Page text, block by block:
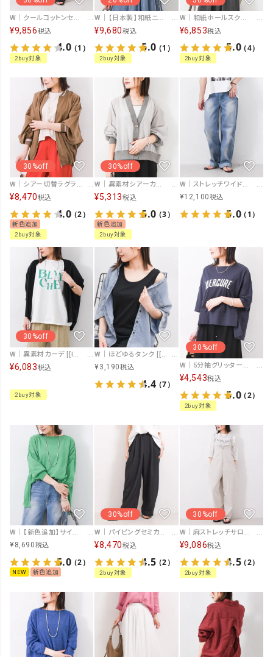
W｜クールコットンセミワイドパンツ [[26SS-PT0009③]][F]
¥9,856税込
4.0（1）
2buy対象
W｜【日本製】和紙ニットフード羽織 [[194-39462]][F]
¥9,680税込
5.0（1）
2buy対象
W｜和紙ホールスクエアPO [[194-39463]][F]
¥6,853税込
5.0（4）
2buy対象
30%off
W｜シアー切替ラグランブルゾン [[IZK26015]][F]
¥8,470税込
4.0（2）
新色追加
2buy対象
30%off
W｜異素材シアーカーデ [[IZK25023-26SS]][F]
¥5,313税込
5.0（3）
新色追加
2buy対象
W｜ストレッチワイドストレート [[11344]][F]
¥12,100税込
5.0（1）
30%off
W｜異素材カーデ [[IZK22082]][F]
¥6,083税込
2buy対象
W｜ほどゆるタンク [[TCL-010]][F]
¥3,190税込
4.4（7）
30%off
W｜5分袖グリッターラメロゴカットソー [[IZK26007]][F]
¥4,543税込
5.0（2）
2buy対象
W｜【新色追加】サイドスリットペーパーヤーンニット [[194-39474]][F]
¥8,690税込
5.0（2）
NEW 新色追加
30%off
W｜パイピングセミカーブパンツ [[IZK26010]][F]
¥8,470税込
4.5（2）
2buy対象
30%off
W｜麻ストレッチサロペPT [[IZK26009]][F]
¥9,086税込
4.5（2）
2buy対象